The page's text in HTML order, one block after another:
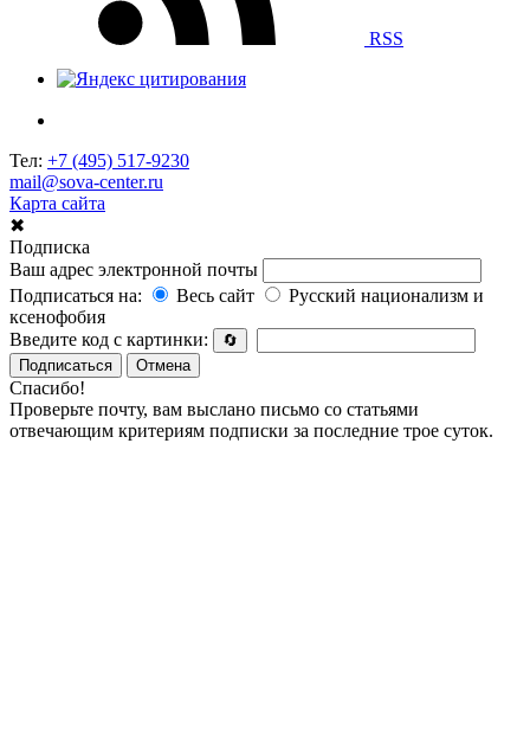
RSS
Тел: +7 (495) 517-9230
mail@sova-center.ru
Карта сайта
✖
Подписка
Ваш адрес электронной почты
Подписаться на:
Весь сайт
Русский национализм и
ксенофобия
Введите код с картинки:
🔄
Подписаться
Отмена
Спасибо!
Проверьте почту, вам выслано письмо со статьями
отвечающим критериям подписки за последние трое суток.